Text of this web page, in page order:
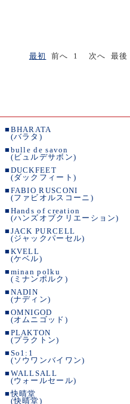
最初
前へ 1 次へ 最後
■ BHARATA
(バラタ)
■ bulle de savon
(ビュルデサボン)
■ DUCKFEET
(ダックフィート)
■ FABIO RUSCONI
(ファビオルスコーニ)
■ Hands of creation
(ハンズオブクリエーション)
■ JACK PURCELL
(ジャックパーセル)
■ KVELL
(ケベル)
■ minan polku
(ミナンポルク)
■ NADIN
(ナディン)
■ OMNIGOD
(オムニゴッド)
■ PLAKTON
(プラクトン)
■ So1:1
(ソウワンバイワン)
■ WALLSALL
(ウォールセール)
■快晴堂
(快晴堂)